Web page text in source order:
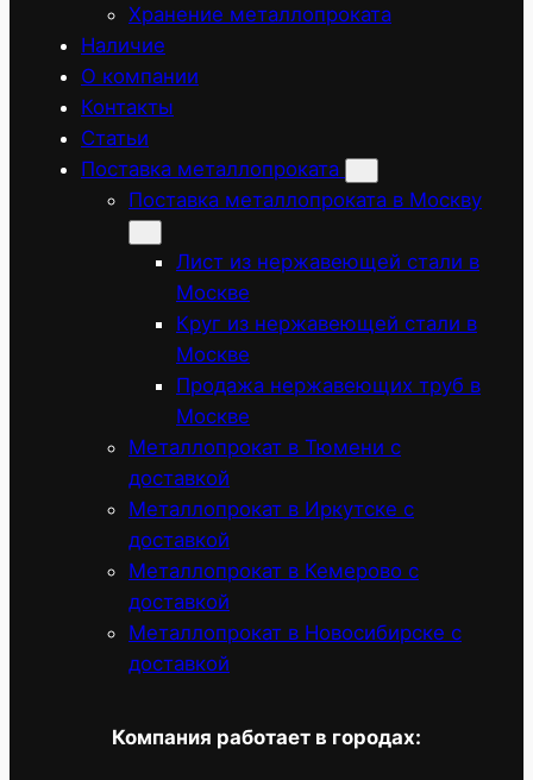
Хранение металлопроката
Наличие
О компании
Контакты
Статьи
Поставка металлопроката
Поставка металлопроката в Москву
Лист из нержавеющей стали в
Москве
Круг из нержавеющей стали в
Москве
Продажа нержавеющих труб в
Москве
Металлопрокат в Тюмени с
доставкой
Металлопрокат в Иркутске с
доставкой
Металлопрокат в Кемерово с
доставкой
Металлопрокат в Новосибирске с
доставкой
Компания работает в городах: